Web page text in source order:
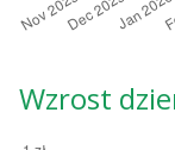
Wzrost